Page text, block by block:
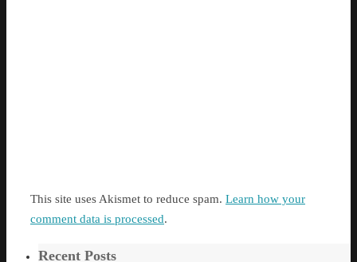
This site uses Akismet to reduce spam. Learn how your
comment data is processed.
Recent Posts